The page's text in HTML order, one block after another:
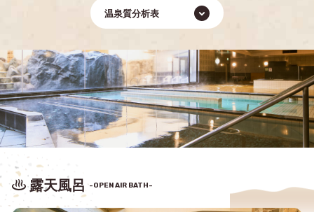
温泉質分析表
露天風呂 -OPEN AIR BATH-